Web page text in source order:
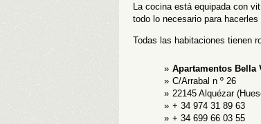
La cocina está equipada con
todo lo necesario para
Todas las habitaciones tienen
Apartamentos Bella
C/Arrabal n º 26
22145 Alquézar
+ 34 974 31 89 63
+ 34 699 66 03 55